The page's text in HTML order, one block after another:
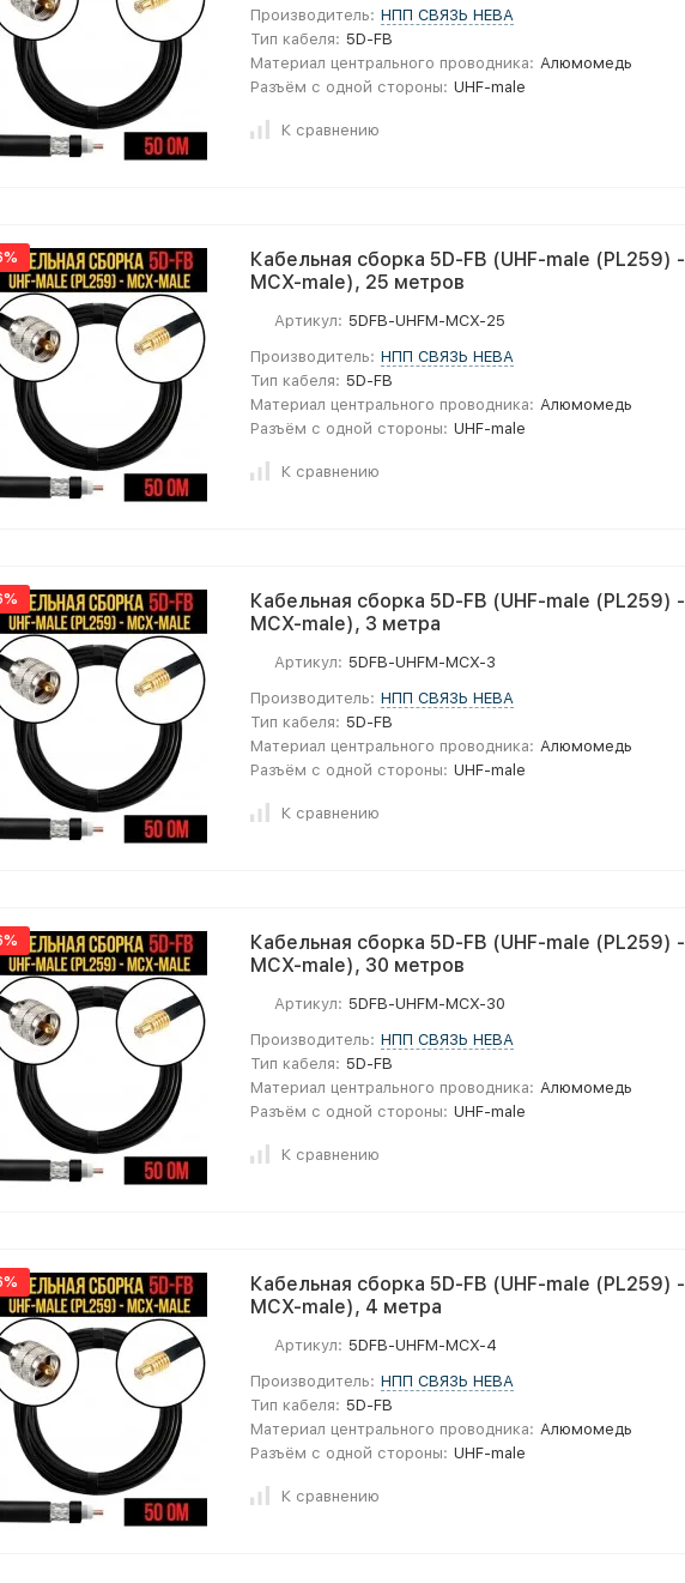
Производитель: НПП СВЯЗЬ НЕВА
Тип кабеля: 5D-FB
Материал центрального проводника: Алюмомедь
Разъём с одной стороны: UHF-male
К сравнению
Кабельная сборка 5D-FB (UHF-male (PL259) -
MCX-male), 25 метров
Артикул: 5DFB-UHFM-MCX-25
Производитель: НПП СВЯЗЬ НЕВА
Тип кабеля: 5D-FB
Материал центрального проводника: Алюмомедь
Разъём с одной стороны: UHF-male
К сравнению
Кабельная сборка 5D-FB (UHF-male (PL259) -
MCX-male), 3 метра
Артикул: 5DFB-UHFM-MCX-3
Производитель: НПП СВЯЗЬ НЕВА
Тип кабеля: 5D-FB
Материал центрального проводника: Алюмомедь
Разъём с одной стороны: UHF-male
К сравнению
Кабельная сборка 5D-FB (UHF-male (PL259) -
MCX-male), 30 метров
Артикул: 5DFB-UHFM-MCX-30
Производитель: НПП СВЯЗЬ НЕВА
Тип кабеля: 5D-FB
Материал центрального проводника: Алюмомедь
Разъём с одной стороны: UHF-male
К сравнению
Кабельная сборка 5D-FB (UHF-male (PL259) -
MCX-male), 4 метра
Артикул: 5DFB-UHFM-MCX-4
Производитель: НПП СВЯЗЬ НЕВА
Тип кабеля: 5D-FB
Материал центрального проводника: Алюмомедь
Разъём с одной стороны: UHF-male
К сравнению